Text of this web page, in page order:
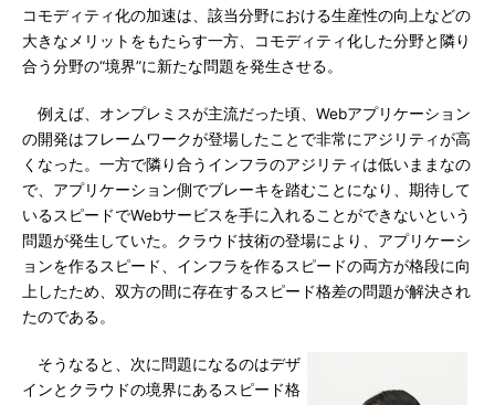
コモディティ化の加速は、該当分野における生産性の向上などの
大きなメリットをもたらす一方、コモディティ化した分野と隣り
合う分野の“境界”に新たな問題を発生させる。
例えば、オンプレミスが主流だった頃、Webアプリケーション
の開発はフレームワークが登場したことで非常にアジリティが高
くなった。一方で隣り合うインフラのアジリティは低いままなの
で、アプリケーション側でブレーキを踏むことになり、期待して
いるスピードでWebサービスを手に入れることができないという
問題が発生していた。クラウド技術の登場により、アプリケーシ
ョンを作るスピード、インフラを作るスピードの両方が格段に向
上したため、双方の間に存在するスピード格差の問題が解決され
たのである。
そうなると、次に問題になるのはデザ
インとクラウドの境界にあるスピード格